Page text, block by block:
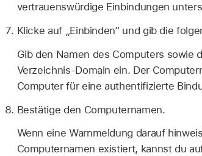
vertrauenswürdige Einbindungen
Klicke auf „Einbinden“ und gib die
Gib den Namen des Computers sowie
Verzeichnis-Domain ein. Der
Computer für eine authentifizierte
Bestätige den Computernamen.
Wenn eine Warnmeldung darauf
Computernamen existiert, kannst du